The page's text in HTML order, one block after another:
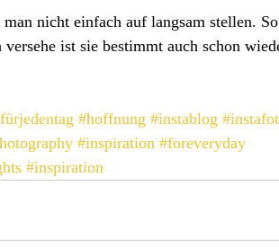
nicht einfach auf langsam stellen.
ist sie bestimmt auch schon
#hoffnung #instablog
#inspiration #foreveryday
#inspiration